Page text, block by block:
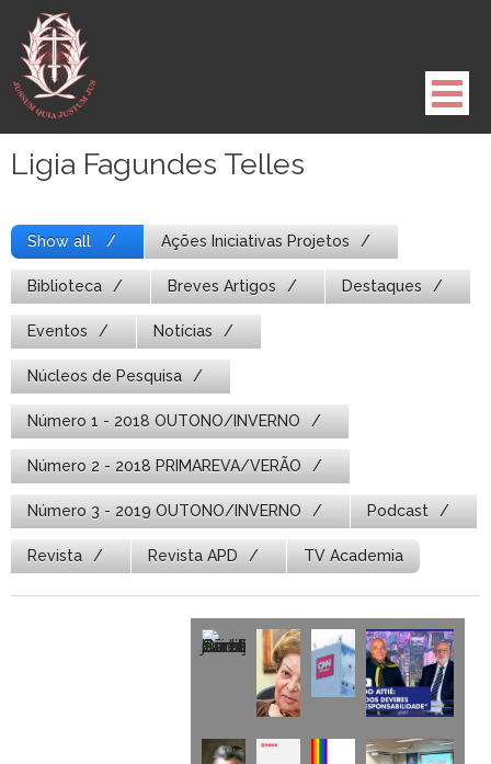
para
conteúdo
Ligia Fagundes Telles
Show all Ações Iniciativas Projetos
Biblioteca Breves Artigos Destaques
Eventos Notícias
Núcleos de Pesquisa
Número 1 - 2018 OUTONO/INVERNO
Número 2 - 2018 PRIMAREVA/VERÃO
Número 3 - 2019 OUTONO/INVERNO Podcast
Revista Revista APD TV Academia